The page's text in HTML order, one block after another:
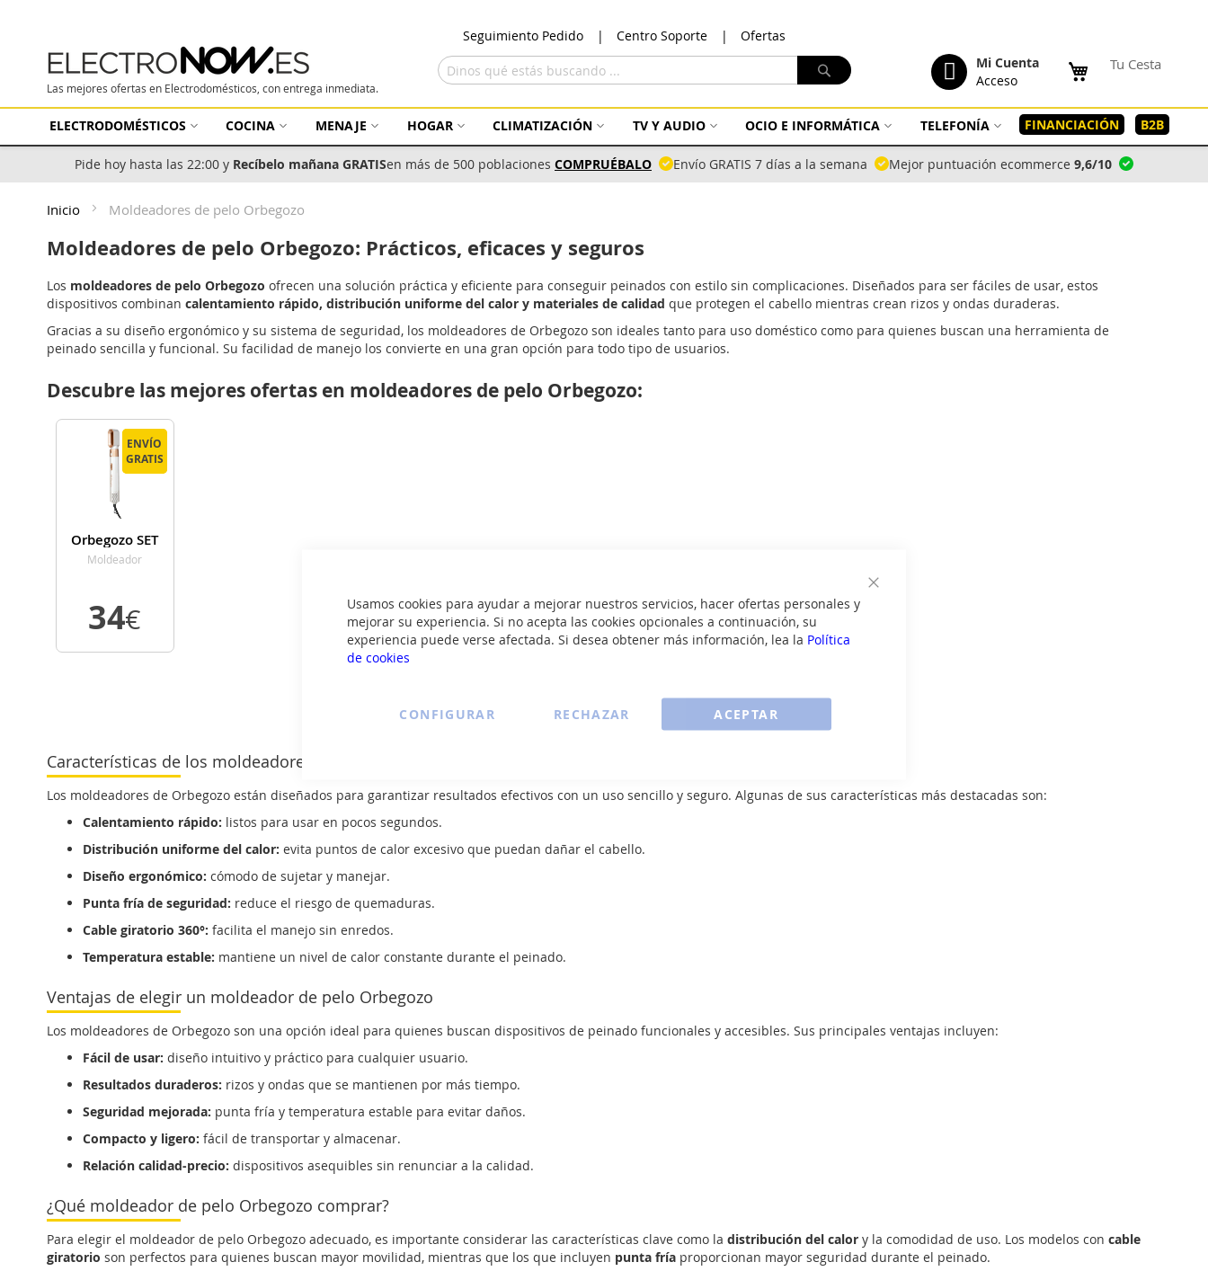
Usamos cookies para ayudar a mejorar nuestros servicios, hacer ofertas personales y
mejorar su experiencia. Si no acepta las cookies opcionales a continuación, su
experiencia puede verse afectada. Si desea obtener más información, lea la Política
de cookies
ACEPTAR
CONFIGURAR RECHAZAR
Seguimiento Pedido Centro Soporte Ofertas
contenido
Las mejores ofertas en Electrodomésticos, con entrega inmediata.
Tu Cesta
Mi Cuenta
Acceso
Buscar
ELECTRODOMÉSTICOS COCINA MENAJE HOGAR CLIMATIZACIÓN TV Y AUDIO OCIO E INFORMÁTICA TELEFONÍA FINANCIACIÓN B2B
Pide hoy hasta las 22:00 y Recíbelo mañana GRATISen más de 500 poblaciones COMPRUÉBALO Envío GRATIS 7 días a la semana Mejor puntuación ecommerce 9,6/10
Inicio Moldeadores de pelo Orbegozo
Moldeadores de pelo Orbegozo: Prácticos, eficaces y seguros
Los moldeadores de pelo Orbegozo ofrecen una solución práctica y eficiente para conseguir peinados con estilo sin complicaciones. Diseñados para ser fáciles de usar, estos
dispositivos combinan calentamiento rápido, distribución uniforme del calor y materiales de calidad que protegen el cabello mientras crean rizos y ondas duraderas.
Gracias a su diseño ergonómico y su sistema de seguridad, los moldeadores de Orbegozo son ideales tanto para uso doméstico como para quienes buscan una herramienta de
peinado sencilla y funcional. Su facilidad de manejo los convierte en una gran opción para todo tipo de usuarios.
Descubre las mejores ofertas en moldeadores de pelo Orbegozo:
ENVÍO
GRATIS
ENVÍO
GRATIS
Orbegozo SET
8000
Moldeador
34€
Ver todos los moldeadores de pelo >
Características de los moldeadores de pelo Orbegozo
Los moldeadores de Orbegozo están diseñados para garantizar resultados efectivos con un uso sencillo y seguro. Algunas de sus características más destacadas son:
Calentamiento rápido: listos para usar en pocos segundos.
Distribución uniforme del calor: evita puntos de calor excesivo que puedan dañar el cabello.
Diseño ergonómico: cómodo de sujetar y manejar.
Punta fría de seguridad: reduce el riesgo de quemaduras.
Cable giratorio 360°: facilita el manejo sin enredos.
Temperatura estable: mantiene un nivel de calor constante durante el peinado.
Ventajas de elegir un moldeador de pelo Orbegozo
Los moldeadores de Orbegozo son una opción ideal para quienes buscan dispositivos de peinado funcionales y accesibles. Sus principales ventajas incluyen:
Fácil de usar: diseño intuitivo y práctico para cualquier usuario.
Resultados duraderos: rizos y ondas que se mantienen por más tiempo.
Seguridad mejorada: punta fría y temperatura estable para evitar daños.
Compacto y ligero: fácil de transportar y almacenar.
Relación calidad-precio: dispositivos asequibles sin renunciar a la calidad.
¿Qué moldeador de pelo Orbegozo comprar?
Para elegir el moldeador de pelo Orbegozo adecuado, es importante considerar las características clave como la distribución del calor y la comodidad de uso. Los modelos con cable
giratorio son perfectos para quienes buscan mayor movilidad, mientras que los que incluyen punta fría proporcionan mayor seguridad durante el peinado.